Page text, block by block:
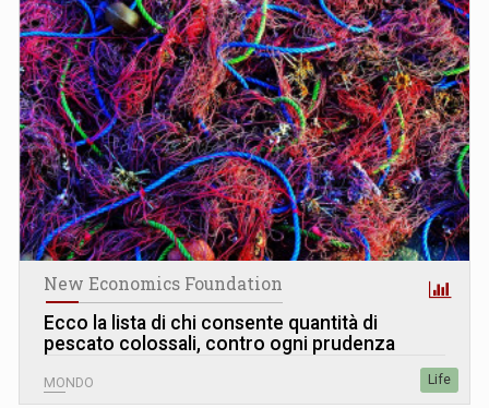
New Economics Foundation
Ecco la lista di chi consente quantità di
pescato colossali, contro ogni prudenza
MONDO Life